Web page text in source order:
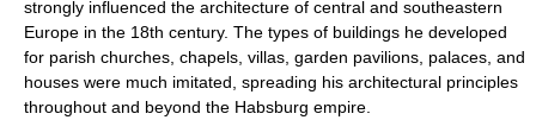
strongly influenced the architecture of central and southeastern
Europe in the 18th century. The types of buildings he developed
for parish churches, chapels, villas, garden pavilions, palaces, and
houses were much imitated, spreading his architectural principles
throughout and beyond the Habsburg empire.